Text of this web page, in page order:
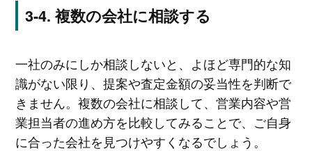
複数の会社に相談する
一社のみにしか相談しないと、よほど専門的な知
識がない限り、提案や査定金額の妥当性を判断で
きません。複数の会社に相談して、営業内容や営
業担当者の進め方を比較してみることで、ご自身
に合った会社を見つけやすくなるでしょう。